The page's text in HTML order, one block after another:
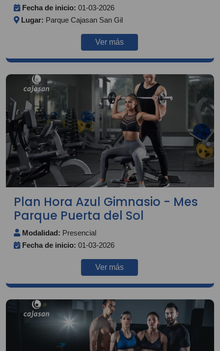
Fecha de inicio: 01-03-2026
Lugar: Parque Cajasan San Gil
Ver más
Plan Hora Azul Gimnasio - Mes
Parque Puerta del Sol
Modalidad: Presencial
Fecha de inicio: 01-03-2026
Ver más